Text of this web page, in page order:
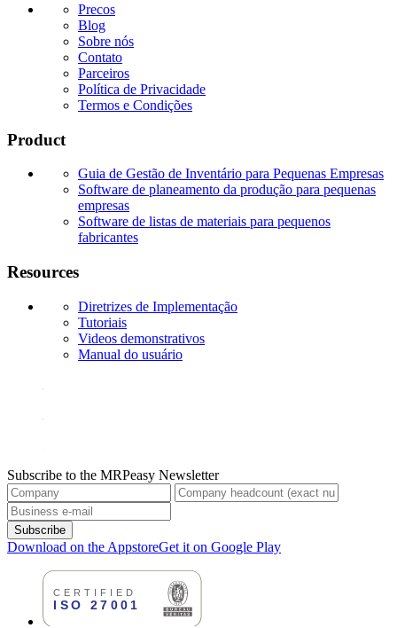
Precos
Blog
Sobre nós
Contato
Parceiros
Política de Privacidade
Termos e Condições
Product
Guia de Gestão de Inventário para Pequenas Empresas
Software de planeamento da produção para pequenas
empresas
Software de listas de materiais para pequenos
fabricantes
Resources
Diretrizes de Implementação
Tutoriais
Videos demonstrativos
Manual do usuário
Subscribe to the MRPeasy Newsletter
Subscribe
Download on the AppstoreGet it on Google Play